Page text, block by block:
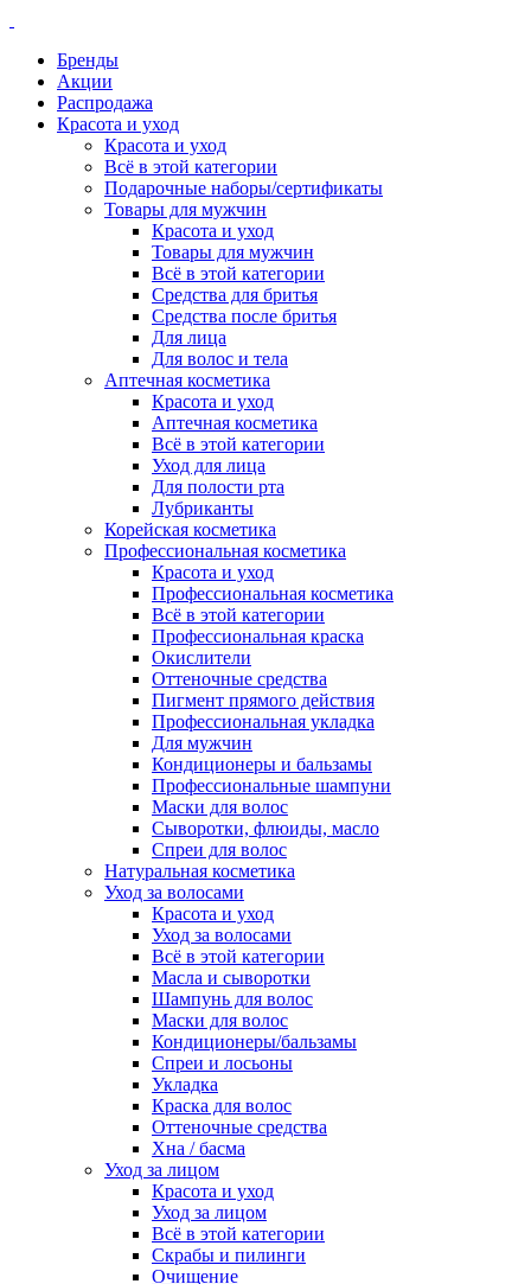
Бренды
Акции
Распродажа
Красота и уход
Красота и уход
Всё в этой категории
Подарочные наборы/сертификаты
Товары для мужчин
Красота и уход
Товары для мужчин
Всё в этой категории
Средства для бритья
Средства после бритья
Для лица
Для волос и тела
Аптечная косметика
Красота и уход
Аптечная косметика
Всё в этой категории
Уход для лица
Для полости рта
Лубриканты
Корейская косметика
Профессиональная косметика
Красота и уход
Профессиональная косметика
Всё в этой категории
Профессиональная краска
Окислители
Оттеночные средства
Пигмент прямого действия
Профессиональная укладка
Для мужчин
Кондиционеры и бальзамы
Профессиональные шампуни
Маски для волос
Сыворотки, флюиды, масло
Спреи для волос
Натуральная косметика
Уход за волосами
Красота и уход
Уход за волосами
Всё в этой категории
Масла и сыворотки
Шампунь для волос
Маски для волос
Кондиционеры/бальзамы
Спреи и лосьоны
Укладка
Краска для волос
Оттеночные средства
Хна / басма
Уход за лицом
Красота и уход
Уход за лицом
Всё в этой категории
Скрабы и пилинги
Очищение